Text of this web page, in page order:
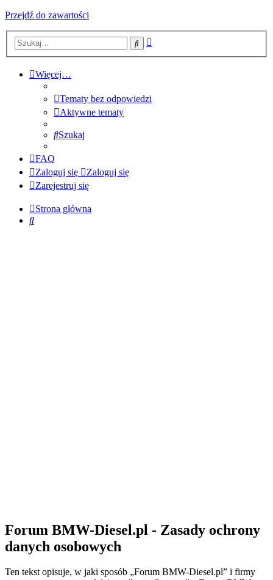
Przejdź do zawartości
Szukaj
Więcej…
Tematy bez odpowiedzi
Aktywne tematy
Szukaj
FAQ
Zaloguj się
Zaloguj się
Zarejestruj się
Strona główna
Szukaj
Forum BMW-Diesel.pl - Zasady ochrony
danych osobowych
Ten tekst opisuje, w jaki sposób „Forum BMW-Diesel.pl” i firmy